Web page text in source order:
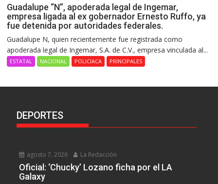
Guadalupe “N”, apoderada legal de Ingemar,
empresa ligada al ex gobernador Ernesto Ruffo, ya
fue detenida por autoridades federales.
Guadalupe N, quien recientemente fue registrada como
apoderada legal de Ingemar, S.A. de C.V., empresa vinculada al...
ESTATAL NACIONAL POLICIACA PRINCIPALES
DEPORTES
agosto 7, 2026 La Redacción
Oficial: ‘Chucky’ Lozano ficha por el LA
Galaxy